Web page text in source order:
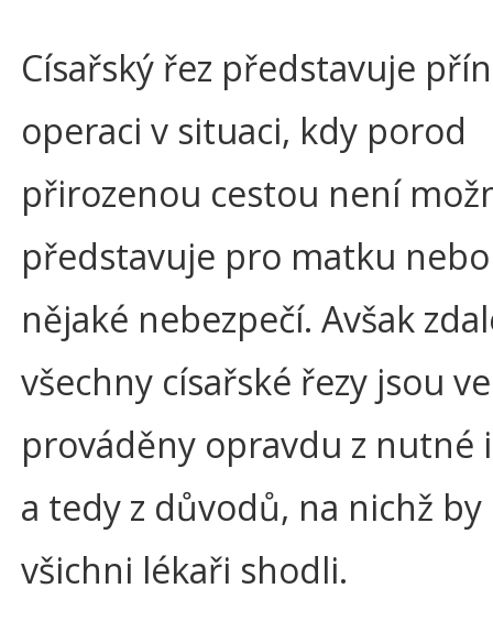
Císařský řez představuje
operaci v situaci, kdy porod
přirozenou cestou není
představuje pro matku
nějaké nebezpečí. Avšak
všechny císařské řezy jsou
prováděny opravdu z nutné
a tedy z důvodů, na nichž by
všichni lékaři shodli.